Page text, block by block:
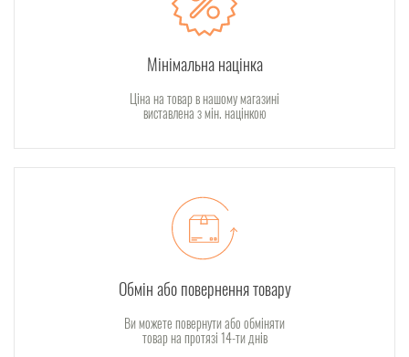
Мінімальна націнка
Ціна на товар в нашому магазині
виставлена з мін. націнкою
Обмін або повернення товару
Ви можете повернути або обміняти
товар на протязі 14-ти днів